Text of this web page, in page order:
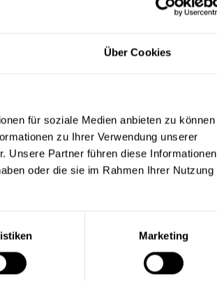
Über Cookies
für soziale Medien anbieten zu können
zu Ihrer Verwendung unserer
Unsere Partner führen diese Informationen
oder die sie im Rahmen Ihrer Nutzung
Marketing